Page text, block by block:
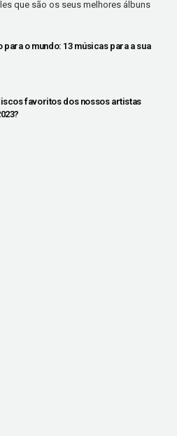
que são os seus melhores álbuns
para o mundo: 13 músicas para a sua
favoritos dos nossos artistas